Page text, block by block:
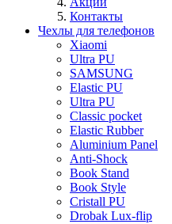
Контакты
Чехлы для телефонов
Xiaomi
Ultra PU
SAMSUNG
Elastic PU
Ultra PU
Classic pocket
Elastic Rubber
Aluminium Panel
Anti-Shock
Book Stand
Book Style
Cristall PU
Drobak Lux-flip